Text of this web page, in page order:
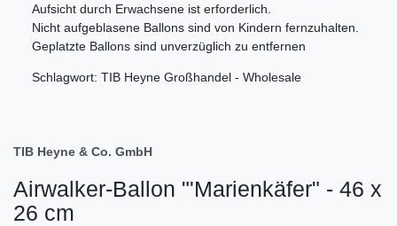
Aufsicht durch Erwachsene ist erforderlich.
Nicht aufgeblasene Ballons sind von Kindern fernzuhalten.
Geplatzte Ballons sind unverzüglich zu entfernen
Schlagwort: TIB Heyne Großhandel - Wholesale
TIB Heyne & Co. GmbH
Airwalker-Ballon "'Marienkäfer" - 46 x
26 cm